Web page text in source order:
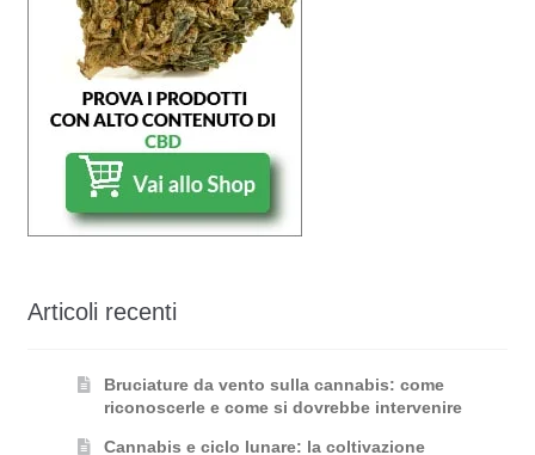
Articoli recenti
Bruciature da vento sulla cannabis: come
riconoscerle e come si dovrebbe intervenire
Cannabis e ciclo lunare: la coltivazione